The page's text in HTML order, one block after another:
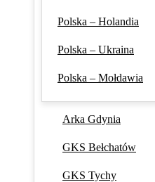
Polska – Holandia
Polska – Ukraina
Polska – Mołdawia
Arka Gdynia
GKS Bełchatów
GKS Tychy